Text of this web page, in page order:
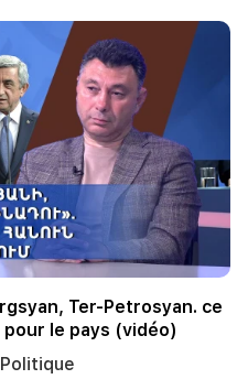
Ter-Petrosyan. ce
le pays (vidéo)
Politique